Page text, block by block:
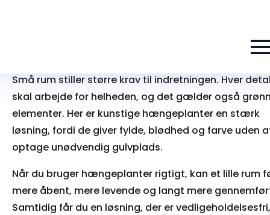
Små rum stiller større krav til indretningen. Hver
skal arbejde for helheden, og det gælder også
elementer. Her er kunstige hængeplanter en stærk
løsning, fordi de giver fylde, blødhed og farve uden
optage unødvendig gulvplads.
Når du bruger hængeplanter rigtigt, kan et lille rum
mere åbent, mere levende og langt mere
Samtidig får du en løsning, der er vedligeholdelsesfri,